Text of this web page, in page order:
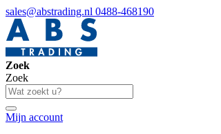
sales@abstrading.nl 0488-468190
Zoek
Zoek
Mijn account